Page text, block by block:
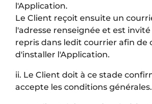
l'Application.
Le Client reçoit ensuite un
l'adresse renseignée et est
repris dans ledit courrier afin de
d'installer l'Application.
ii. Le Client doit à ce stade
accepte les conditions générales.